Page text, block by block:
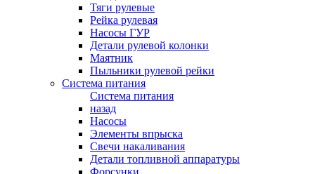
Тяги рулевые
Рейка рулевая
Насосы ГУР
Детали рулевой колонки
Маятник
Пыльники рулевой рейки
Система питания
Система питания
назад
Насосы
Элементы впрыска
Свечи накаливания
Детали топливной аппаратуры
Форсунки